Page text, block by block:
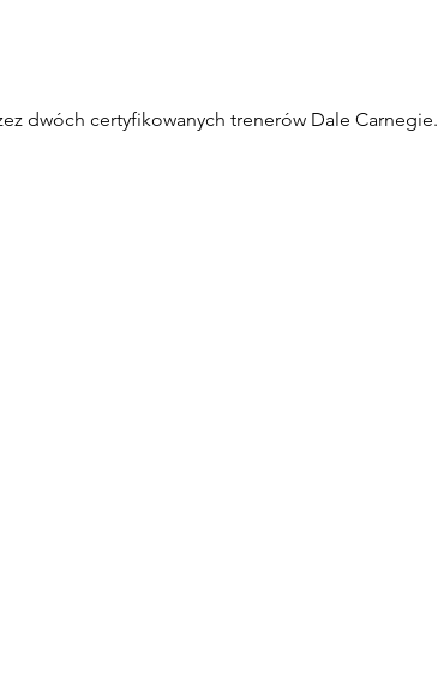
dwóch certyfikowanych trenerów Dale Carnegie.